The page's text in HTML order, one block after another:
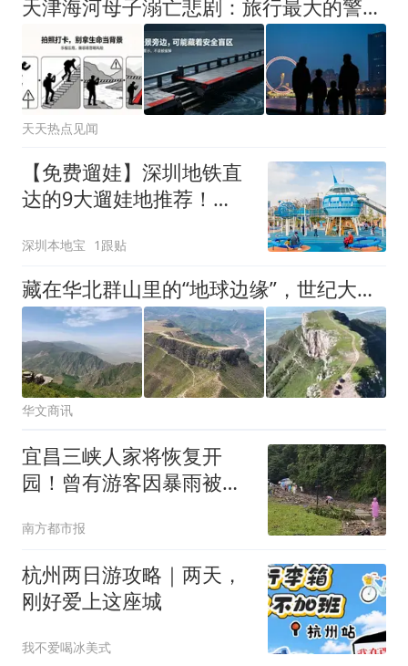
天津海河母子溺亡悲剧：旅行最大的警示，永远别乐极忘危
天天热点见闻
【免费遛娃】深圳地铁直
达的9大遛娃地推荐！
深圳本地宝 1跟贴
藏在华北群山里的“地球边缘”，世纪大断崖藏着千米断崖极致震撼
华文商讯
宜昌三峡人家将恢复开
园！曾有游客因暴雨被
南方都市报
杭州两日游攻略｜两天，
刚好爱上这座城
我不爱喝冰美式